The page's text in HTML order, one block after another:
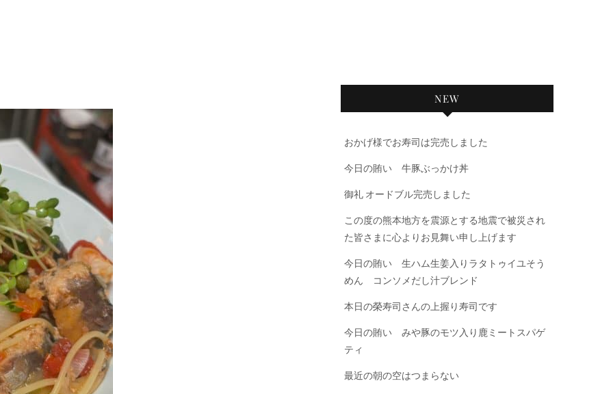
NEW
おかげ様でお寿司は完売しました
今日の賄い 牛豚ぶっかけ丼
御礼 オードブル完売しました
この度の熊本地方を震源とする地震で被災され
た皆さまに心よりお見舞い申し上げます
今日の賄い 生ハム生姜入りラタトゥイユそう
めん コンソメだし汁ブレンド
本日の榮寿司さんの上握り寿司です
今日の賄い みや豚のモツ入り鹿ミートスパゲ
ティ
最近の朝の空はつまらない